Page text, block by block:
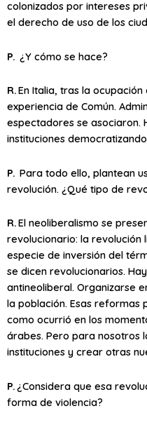
colonizados por intereses
el derecho de uso de los
P. ¿Y cómo se hace?
R.En Italia, tras la
experiencia de Común.
espectadores se asociaron.
instituciones democratizando
P. Para todo ello, plantean
revolución. ¿Qué tipo de
R.El neoliberalismo se
revolucionario: la revolución
especie de inversión del
se dicen revolucionarios.
antineoliberal. Organizarse
la población. Esas reformas
como ocurrió en los
árabes. Pero para nosotros
instituciones y crear otras
P.¿Considera que esa
forma de violencia?